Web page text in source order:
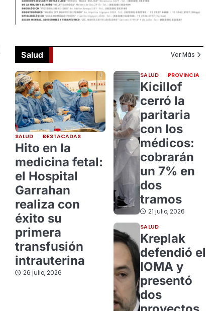
Salud Ver Más
SALUD DESTACADAS
Hito en la
medicina fetal:
el Hospital
Garrahan
realiza con
éxito su
primera
transfusión
intrauterina
26 julio, 2026
SALUD PROVINCIA
Kicillof
cerró la
paritaria
con los
médicos:
cobrarán
un 7% en
dos
tramos
21 julio, 2026
SALUD
Kreplak
defendió el
IOMA y
presentó
dos